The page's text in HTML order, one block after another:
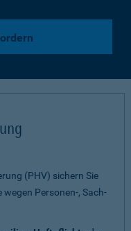
(PHV) sichern Sie
Personen-, Sach-